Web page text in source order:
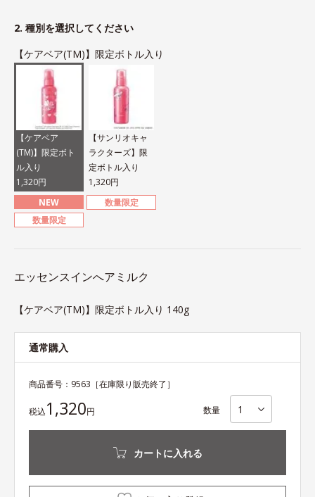
2. 種別を選択してください
【ケアベア(TM)】限定ボトル入り
【ケアベア
(TM)】限定ボト
ル入り
1,320円
NEW
数量限定
【サンリオキャ
ラクターズ】限
定ボトル入り
1,320円
数量限定
エッセンスインへアミルク
【ケアベア(TM)】限定ボトル入り 140g
通常購入
商品番号： 9563 ［在庫限り販売終了］
税込1,320円 数量
カートに入れる